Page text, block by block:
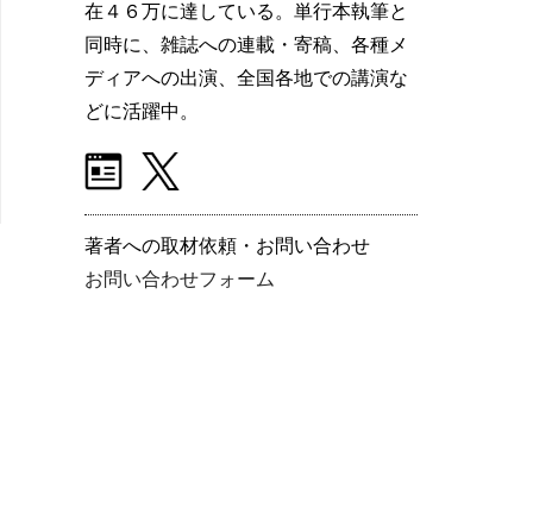
在４６万に達している。単行本執筆と
同時に、雑誌への連載・寄稿、各種メ
ディアへの出演、全国各地での講演な
どに活躍中。
著者への取材依頼・お問い合わせ
お問い合わせフォーム